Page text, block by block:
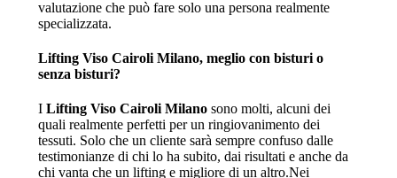
valutazione che può fare solo una persona realmente
specializzata.
Lifting Viso Cairoli Milano, meglio con bisturi o
senza bisturi?
I Lifting Viso Cairoli Milanosono molti, alcuni dei
quali realmente perfetti per un ringiovanimento dei
tessuti. Solo che un cliente sarà sempre confuso dalle
testimonianze di chi lo ha subito, dai risultati e anche da
chi vanta che un lifting e migliore di un altro.Nei